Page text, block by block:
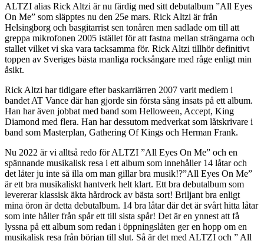
ALTZI alias Rick Altzi är nu färdig med sitt debutalbum ”All Eyes
On Me” som släpptes nu den 25e mars. Rick Altzi är från
Helsingborg och basgitarrist sen tonåren men sadlade om till att
greppa mikrofonen 2005 istället för att fastna mellan strängarna och
stallet vilket vi ska vara tacksamma för. Rick Altzi tillhör definitivt
toppen av Sveriges bästa manliga rocksångare med råge enligt min
åsikt.
Rick Altzi har tidigare efter baskarriärren 2007 varit medlem i
bandet AT Vance där han gjorde sin första sång insats på ett album.
Han har även jobbat med band som Helloween, Accept, King
Diamond med flera. Han har dessutom medverkat som låtskrivare i
band som Masterplan, Gathering Of Kings och Herman Frank.
Nu 2022 är vi alltså redo för ALTZI ”All Eyes On Me” och en
spännande musikalisk resa i ett album som innehåller 14 låtar och
det låter ju inte så illa om man gillar bra musik!?”All Eyes On Me”
är ett bra musikaliskt hantverk helt klart. Ett bra debutalbum som
levererar klassisk äkta hårdrock av bästa sort! Briljant bra enligt
mina öron är detta debutalbum. 14 bra låtar där det är svårt hitta låtar
som inte håller från spår ett till sista spår! Det är en ynnest att få
lyssna på ett album som redan i öppningslåten ger en hopp om en
musikalisk resa från början till slut. Så är det med ALTZI och ” All